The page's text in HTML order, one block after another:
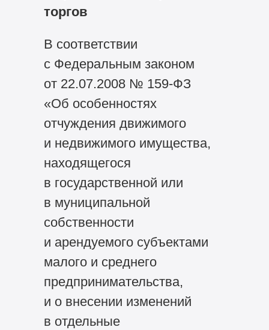
торгов
В соответствии
с Федеральным законом
от 22.07.2008 № 159-ФЗ
«Об особенностях
отчуждения движимого
и недвижимого имущества,
находящегося
в государственной или
в муниципальной
собственности
и арендуемого субъектами
малого и среднего
предпринимательства,
и о внесении изменений
в отдельные